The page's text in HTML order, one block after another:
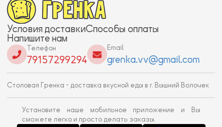
Условия доставкиСпособы оплаты
Напишите нам
Телефон
79157299294
Email
grenka.vv@gmail.com
Столовая Гренка - доставка вкусной еды в г. Вышний Волочек
Установите наше мобильное приложение и Вы
сможете легко и просто делать заказы.